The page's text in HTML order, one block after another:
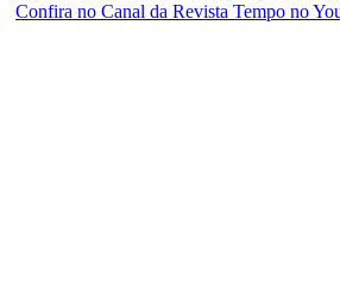
Confira no Canal da Revista Tempo no